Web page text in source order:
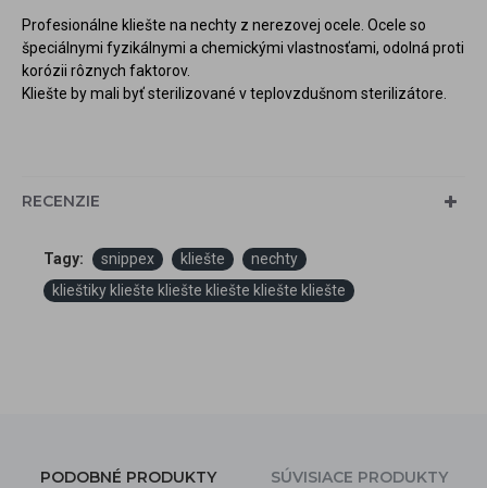
Profesionálne kliešte na nechty z nerezovej ocele. Ocele so
špeciálnymi fyzikálnymi a chemickými vlastnosťami, odolná proti
korózii rôznych faktorov.
Kliešte by mali byť sterilizované v teplovzdušnom sterilizátore.
RECENZIE
Tagy: snippex kliešte
nechty
klieštiky kliešte kliešte kliešte kliešte kliešte
PODOBNÉ PRODUKTY SÚVISIACE PRODUKTY